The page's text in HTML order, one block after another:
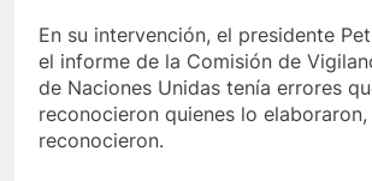
En su intervención, el presidente
el informe de la Comisión de
de Naciones Unidas tenía errores
reconocieron quienes lo
reconocieron.